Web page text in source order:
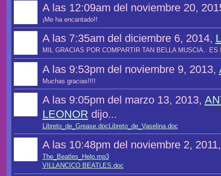
A las 12:09am del noviembre 20,
¡Me ha encantado!!
A las 7:35am del diciembre 6, 2014,
MIL GRACIAS POR COMPARTIR TAN BELLA MUSCIA.. ES
A las 9:53pm del noviembre 9, 2013,
Muchas gracias!!!!
A las 9:05pm del marzo 13, 2013,
LEONOR dijo...
Libreto_de_Grease.doc Libreto_de_Vaselina.doc
A las 10:48pm del noviembre 2,
The_Beatles_Help.mp3
VILLANCICO BEATLES.doc